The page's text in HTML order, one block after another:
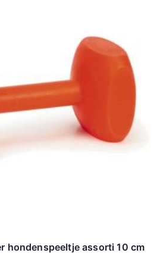
hondenspeeltje assorti 10 cm